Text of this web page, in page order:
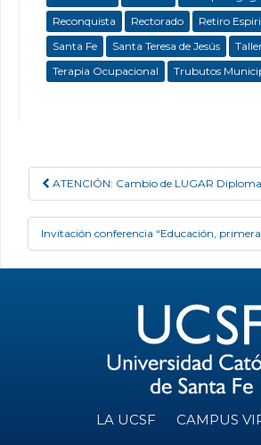
Reconquista
Rectorado
Retiro
Santa Fe
Santa Teresa de Jesús
Terapia Ocupacional
Trubutos
Post navigation
ATENCIÓN: Cambio de LUGAR
Invitación conferencia “Educación,
LA UCSF CAMPUS